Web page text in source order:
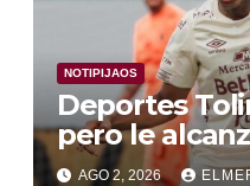
NOTIPIJAOS
Deportes
pero le
Alianza
AGO 2, 2026